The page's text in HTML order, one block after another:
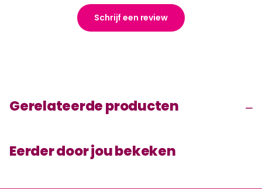
Schrijf een review
Gerelateerde producten
Eerder door jou bekeken